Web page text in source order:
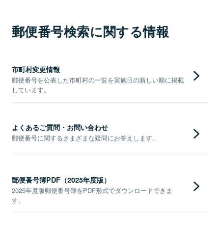
郵便番号検索に関する情報
市町村変更情報
郵便番号を公表した市町村の一覧を実施日の新しい順に掲載
しています。
よくあるご質問・お問い合わせ
郵便番号に関するさまざまな疑問にお答えします。
郵便番号簿PDF（2025年度版）
2025年度版郵便番号簿をPDF形式でダウンロードできま
す。